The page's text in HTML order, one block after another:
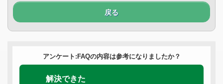
戻る
アンケート:FAQの内容は参考になりましたか？
解決できた